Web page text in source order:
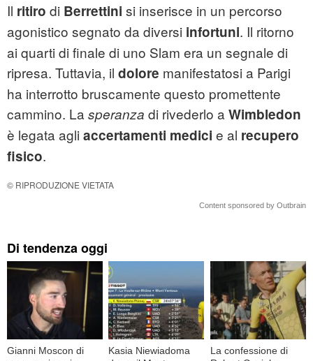
Il ritiro di Berrettini si inserisce in un percorso
agonistico segnato da diversi infortuni. Il ritorno
ai quarti di finale di uno Slam era un segnale di
ripresa. Tuttavia, il dolore manifestatosi a Parigi
ha interrotto bruscamente questo promettente
cammino. La speranza di rivederlo a Wimbledon
è legata agli accertamenti medici e al recupero
fisico.
© RIPRODUZIONE VIETATA
Content sponsored by Outbrain
Di tendenza oggi
Gianni Moscon di
Kasia Niewiadoma
La confessione di